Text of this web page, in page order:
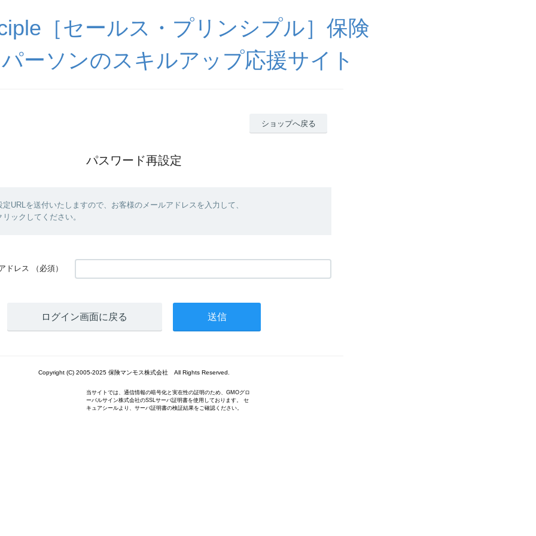
［セールス・プリンシプル］保険
ーソンのスキルアップ応援サイト
ショップへ戻る
パスワード再設定
URLを送付いたしますので、お客様のメールアドレスを入力して、
ックしてください。
ドレス （必須）
ログイン画面に戻る
Copyright (C) 2005-2025 保険マンモス株式会社 All Rights Reserved.
当サイトでは、通信情報の暗号化と実在性の証明のため、GMOグロ
ーバルサイン株式会社のSSLサーバ証明書を使用しております。 セ
キュアシールより、サーバ証明書の検証結果をご確認ください。